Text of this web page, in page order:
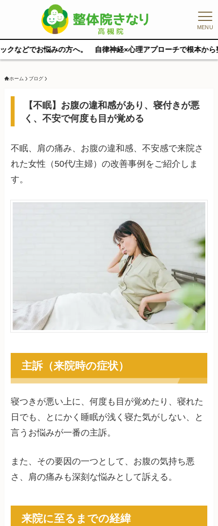
MENU
悩みの方へ。 自律神経×心理アプローチで根本から整えます
ホーム ブログ
【不眠】お腹の違和感があり、寝付きが悪
く、不安で何度も目が覚める
不眠、肩の痛み、お腹の違和感、不安感で来院さ
れた女性（50代/主婦）の改善事例をご紹介しま
す。
主訴（来院時の症状）
寝つきが悪い上に、何度も目が覚めたり、寝れた
日でも、とにかく睡眠が浅く寝た気がしない、と
言うお悩みが一番の主訴。
また、その要因の一つとして、お腹の気持ち悪
さ、肩の痛みも深刻な悩みとして訴える。
来院に至るまでの経緯